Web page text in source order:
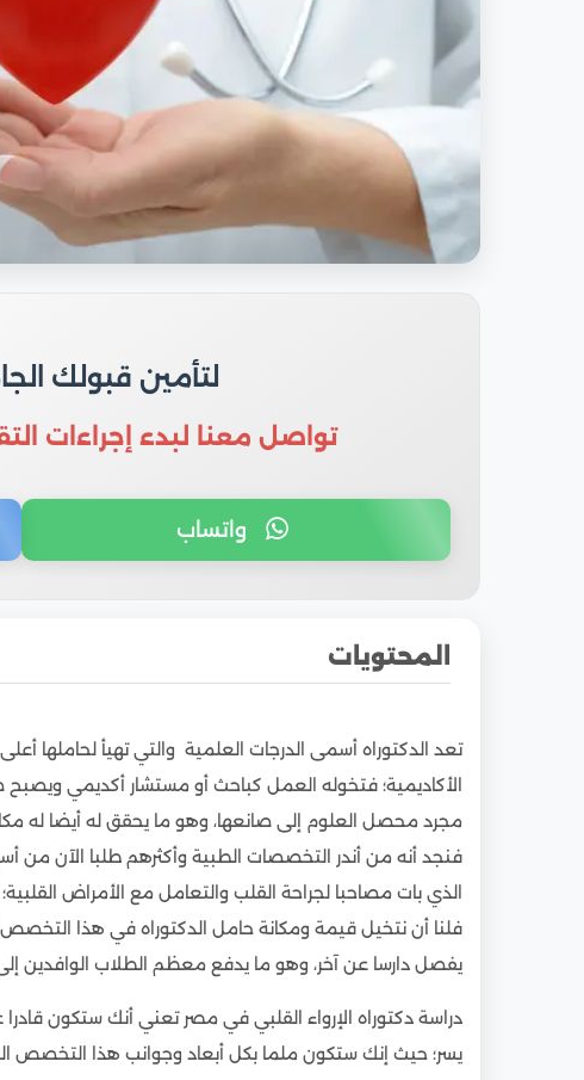
لتأمين قبولك
تواصل معنا لبدء إجراءات
واتساب
المحتويات
1.1
البحث العلمي وإعداد الرسالة في هذا البرنامج
الشهادة العلمية الموثقة والمعترف بها دوليا
فما هي تكاليف دراسة دكتوراه الإرواء القلبي في مصر
3
المستهدفون من دراسة هذا البرنامج
4
شروط دراسة الدكتوراه في مصر للطلاب الوافدين
تعد الدكتوراه أسمى الدرجات العلمية والتي تهيأ لحاملها
الأكاديمية؛ فتخوله العمل كباحث أو مستشار أكديمي
مجرد محصل العلوم إلى صانعها، وهو ما يحقق له أيضا له
فنجد أنه من أندر التخصصات الطبية وأكثرهم طلبا الآن من
الذي بات مصاحبا لجراحة القلب والتعامل مع الأمراض
فلنا أن نتخيل قيمة ومكانة حامل الدكتوراه في هذا
يفصل دارسا عن آخر، وهو ما يدفع معظم الطلاب الوافدين إلى
دراسة دكتوراه الإرواء القلبي في مصر تعني أنك ستكون
يسر؛ حيث إنك ستكون ملما بكل أبعاد وجوانب هذا التخصص